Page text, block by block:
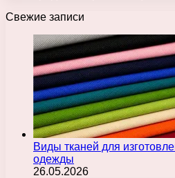
Свежие записи
Виды тканей для
одежды
26.05.2026